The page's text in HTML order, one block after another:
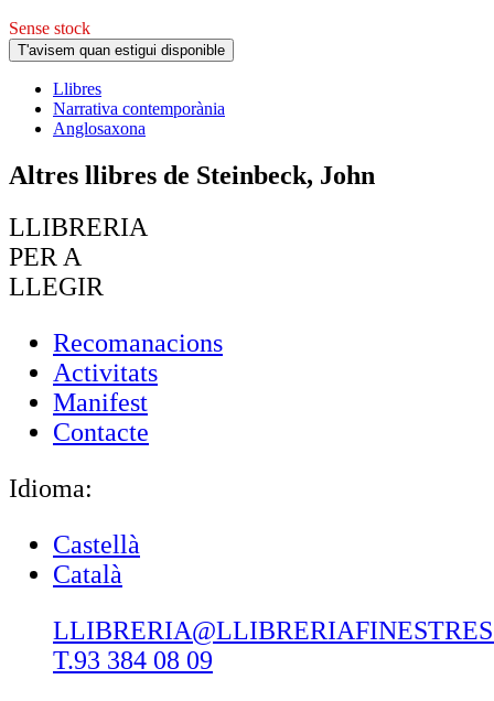
Sense stock
T'avisem quan estigui disponible
Llibres
Narrativa contemporània
Anglosaxona
Altres llibres de Steinbeck, John
LLIBRERIA
PER A
LLEGIR
Recomanacions
Activitats
Manifest
Contacte
Idioma:
Castellà
Català
T.93 384 08 09